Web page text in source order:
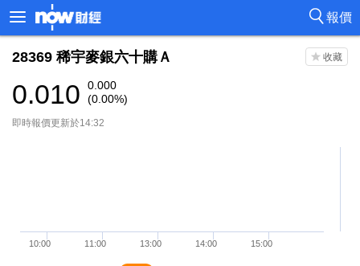
報價
28369 稀宇麥銀六十購Ａ
0.010
0.000
(0.00%)
即時報價更新於14:32